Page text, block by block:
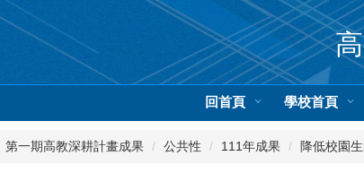
回首頁 學校首頁
第一期高教深耕計畫成果 公共性 111年成果 降低校園